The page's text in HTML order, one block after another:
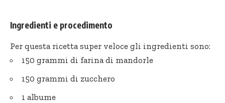
Ingredienti e procedimento
Per questa ricetta super veloce gli ingredienti sono:
150 grammi di farina di mandorle
150 grammi di zucchero
1 albume